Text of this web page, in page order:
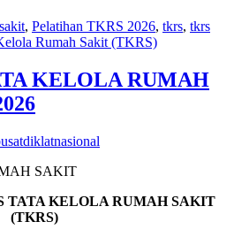
, Pelatihan TKRS 2026, tkrs, tkrs
Rumah Sakit (TKRS)
KELOLA RUMAH
TATA KELOLA RUMAH SAKIT
(TKRS)